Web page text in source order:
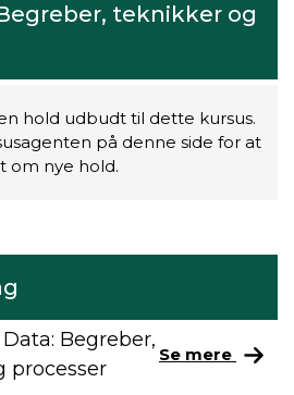
teknikker og
hold udbudt til dette kursus.
på denne side for at
om nye hold.
Begreber,
processer
Se mere